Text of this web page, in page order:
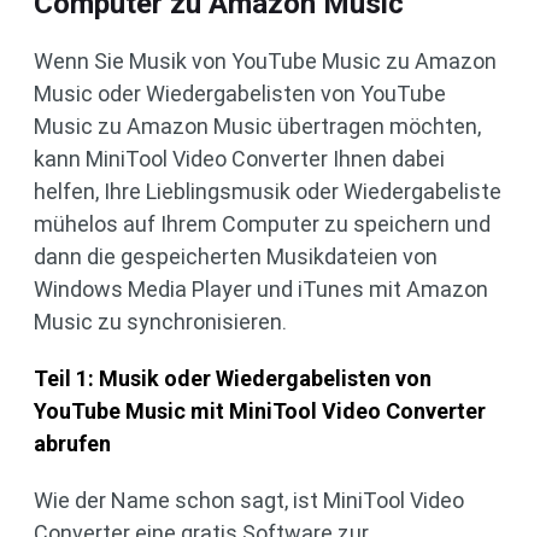
Wenn Sie Musik von YouTube Music zu Amazon
Music oder Wiedergabelisten von YouTube
Music zu Amazon Music übertragen möchten,
kann MiniTool Video Converter Ihnen dabei
helfen, Ihre Lieblingsmusik oder Wiedergabeliste
mühelos auf Ihrem Computer zu speichern und
dann die gespeicherten Musikdateien von
Windows Media Player und iTunes mit Amazon
Music zu synchronisieren.
Teil 1: Musik oder Wiedergabelisten von
YouTube Music mit MiniTool Video Converter
abrufen
Wie der Name schon sagt, ist MiniTool Video